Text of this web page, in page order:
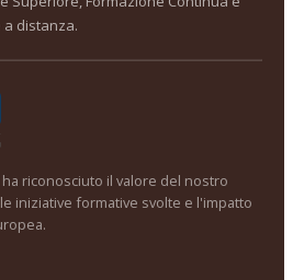
distanza.
riconosciuto il valore del nostro
iniziative formative svolte e l'impatto